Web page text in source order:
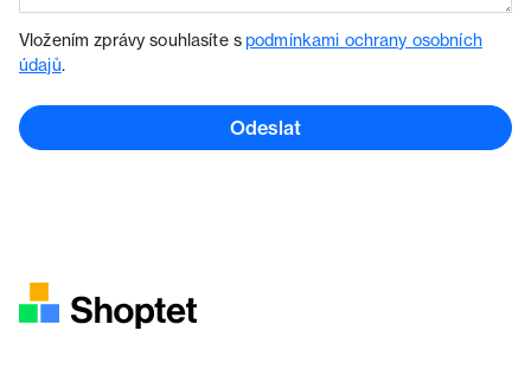
Vložením zprávy souhlasíte spodmínkami ochrany osobních
údajů.
Odeslat